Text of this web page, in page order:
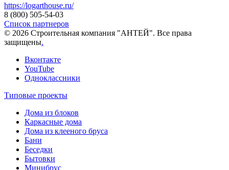
https://logarthouse.ru/
8 (800) 505-54-03
Список партнеров
© 2026 Строительная компания "АНТЕЙ". Все права
защищены.
Вконтакте
YouTube
Одноклассники
Типовые проекты
Дома из блоков
Каркасные дома
Дома из клееного бруса
Бани
Беседки
Бытовки
Минибрус